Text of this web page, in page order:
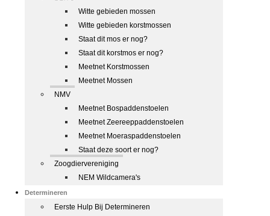
Witte gebieden mossen
Witte gebieden korstmossen
Staat dit mos er nog?
Staat dit korstmos er nog?
Meetnet Korstmossen
Meetnet Mossen
NMV
Meetnet Bospaddenstoelen
Meetnet Zeereeppaddenstoelen
Meetnet Moeraspaddenstoelen
Staat deze soort er nog?
Zoogdiervereniging
NEM Wildcamera's
Determineren
Eerste Hulp Bij Determineren